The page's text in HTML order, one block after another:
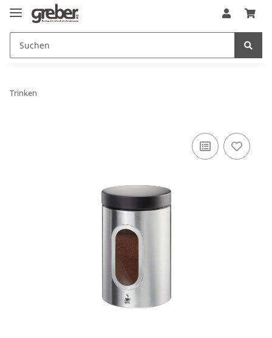
Trinken